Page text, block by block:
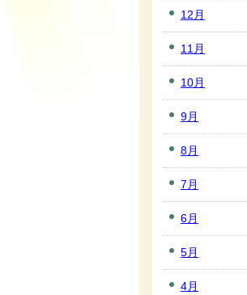
12月
11月
10月
9月
8月
7月
6月
5月
4月